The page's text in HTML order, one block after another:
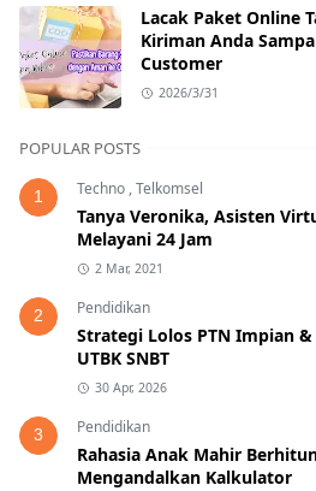
Lacak Paket Online
Kiriman Anda
Customer
2026/3/31
POPULAR POSTS
1 Techno ,Telkomsel
Tanya Veronika, Asisten
Melayani 24 Jam
2 Mar, 2021
2 Pendidikan
Strategi Lolos PTN Impian
UTBK SNBT
30 Apr, 2026
3 Pendidikan
Rahasia Anak Mahir
Mengandalkan Kalkulator